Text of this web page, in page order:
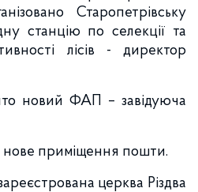
Старопетрівську
станцію по селекції та
лісів - директор
новий ФАП – завідуюча
нове приміщення пошти.
церква Різдва